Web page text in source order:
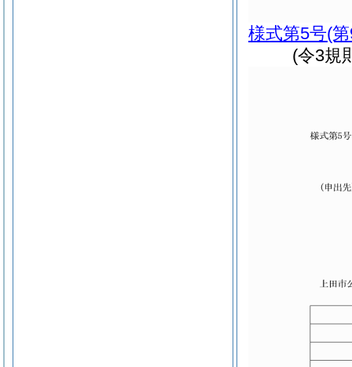
様式第5号(
(令3規